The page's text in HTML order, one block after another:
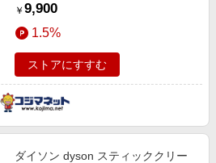
￥ 9,900
1.5%
ストアにすすむ
ダイソン dyson スティッククリー